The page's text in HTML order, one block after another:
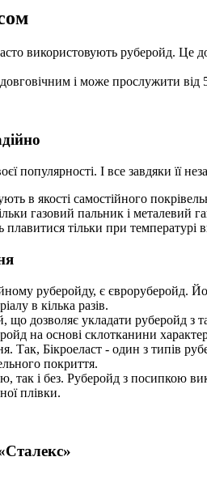
використовують руберойд.
і може прослужити
популярності. І все завдяки її
в якості самостійного
газовий пальник і металевий
плавитися тільки при температурі
руберойду, є євроруберойд.
в кілька разів.
що дозволяє укладати руберойд
на основі склотканини
Так, Бікроеласт - один з типів
покриття.
так і без. Руберойд з посипкою
плівки.